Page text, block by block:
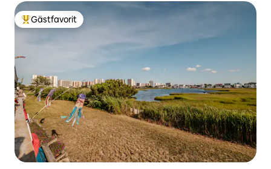
Populär gästfavorit
Gästfavorit